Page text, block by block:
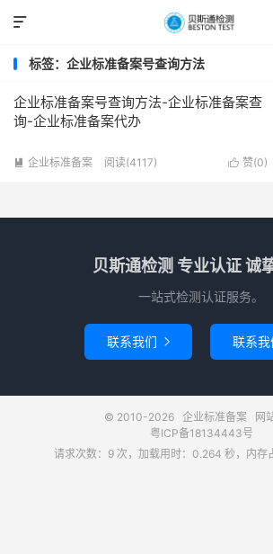

标签：企业标准备案号查询方法
企业标准备案号查询方法-企业标准备案查
询-企业标准备案代办
 赞(0)
 企业标准备案 阅读(4117)
贝斯通检测 专业认证 诚
一站式检测认证服务。
联系我们  联系我
© 2010-2026 企业标准备案
网
粤ICP备18134443号
请求次数：9 次，加载用时：0.264 秒，内存